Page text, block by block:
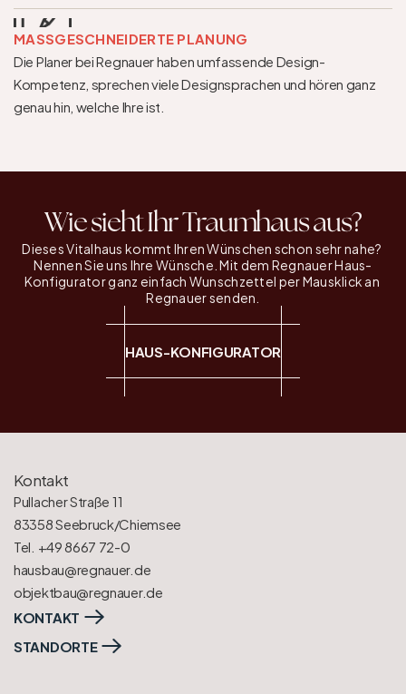
MASSGESCHNEIDERTE PLANUNG
Die Planer bei Regnauer haben umfassende Design-
Kompetenz, sprechen viele Designsprachen und hören ganz
genau hin, welche Ihre ist.
Wie sieht Ihr Traumhaus aus?
Dieses Vitalhaus kommt Ihren Wünschen schon sehr nahe?
Nennen Sie uns Ihre Wünsche. Mit dem Regnauer Haus-
Konfigurator ganz einfach Wunschzettel per Mausklick an
Regnauer senden.
HAUS-KONFIGURATOR
Kontakt
Pullacher Straße 11
83358 Seebruck/Chiemsee
Tel. +49 8667 72-0
hausbau@regnauer.de
objektbau@regnauer.de
KONTAKT
STANDORTE